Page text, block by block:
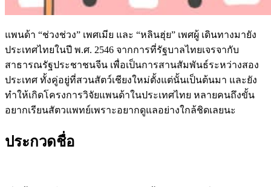
แพนด้า “ช่วงช่วง” เพศเมีย และ “หลินฮุ่ย” เพศผู้ เดินทางมายัง
ประเทศไทยในปี พ.ศ. 2546 จากการที่รัฐบาลไทยเจรจากับ
สาธารณรัฐประชาชนจีน เพื่อเป็นการสานสัมพันธ์ระหว่างสอง
ประเทศ ทั้งคู่อยู่ที่สวนสัตว์เชียงใหม่ตั้งแต่นั้นเป็นต้นมา และยัง
ทำให้เกิดโครงการวิจัยแพนด้าในประเทศไทย หลายคนถึงขั้น
อยากเรียนสัตวแพทย์เพราะอยากดูแลอย่างใกล้ชิดเลยนะ
ประกวดชื่อ